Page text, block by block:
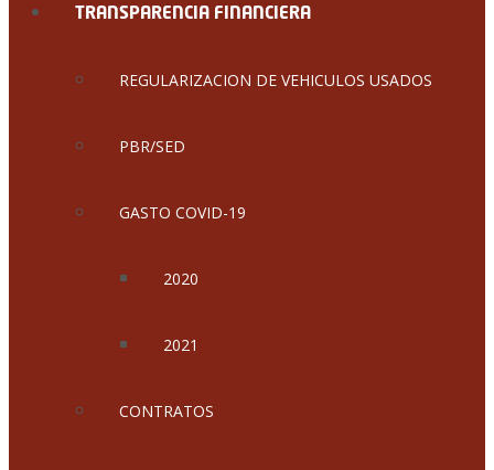
TRANSPARENCIA FINANCIERA
REGULARIZACION DE VEHICULOS USADOS
PBR/SED
GASTO COVID-19
2020
2021
CONTRATOS